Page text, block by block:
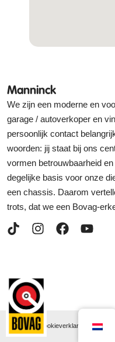
Manninck
We zijn een moderne en
garage / autoverkoper en
persoonlijk contact
woorden: jij staat bij ons
vormen betrouwbaarheid
degelijke basis voor onze
een chassis. Daarom
trots, dat we een Bovag-
Privacy- en cookieverklaring –Cookie